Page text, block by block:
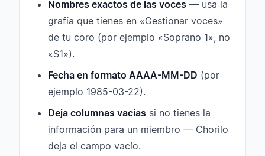
Nombres exactos de las voces — usa la
grafía que tienes en «Gestionar voces»
de tu coro (por ejemplo «Soprano 1», no
«S1»).
Fecha en formato AAAA-MM-DD (por
ejemplo 1985-03-22).
Deja columnas vacías si no tienes la
información para un miembro — Chorilo
deja el campo vacío.